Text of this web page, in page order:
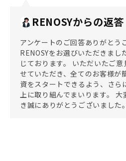
RENOSYからの返答
アンケートのご回答ありがとう
RENOSYをお選びいただきまし
じております。 いただいたご
せていただき、全てのお客様が
資をスタートできるよう、さら
上に取り組んでまいります。
き誠にありがとうございました。